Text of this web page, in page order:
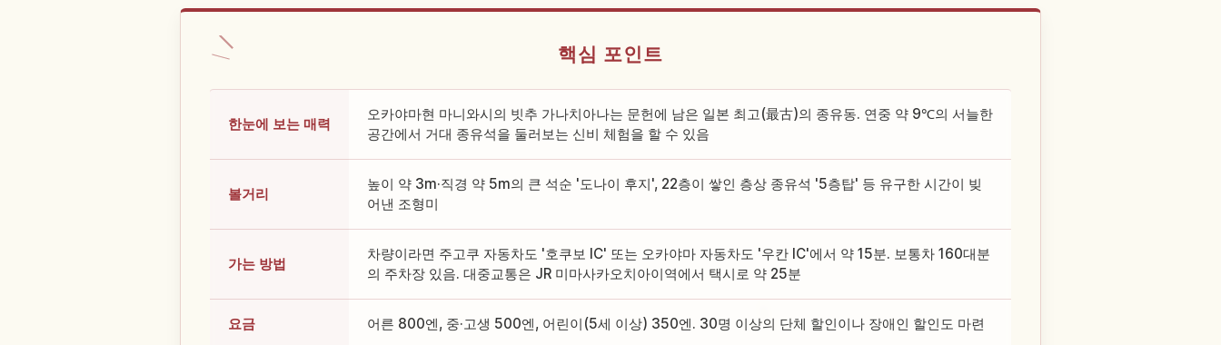
핵심 포인트
한눈에 보는 매력
오카야마현 마니와시의 빗추 가나치아나는 문헌에 남은 일본 최고(最古)의 종유동. 연중 약 9℃의 서늘한
공간에서 거대 종유석을 둘러보는 신비 체험을 할 수 있음
볼거리
높이 약 3m·직경 약 5m의 큰 석순 '도나이 후지', 22층이 쌓인 층상 종유석 '5층탑' 등 유구한 시간이 빚
어낸 조형미
가는 방법
차량이라면 주고쿠 자동차도 '호쿠보 IC' 또는 오카야마 자동차도 '우칸 IC'에서 약 15분. 보통차 160대분
의 주차장 있음. 대중교통은 JR 미마사카오치아이역에서 택시로 약 25분
요금 어른 800엔, 중·고생 500엔, 어린이(5세 이상) 350엔. 30명 이상의 단체 할인이나 장애인 할인도 마련